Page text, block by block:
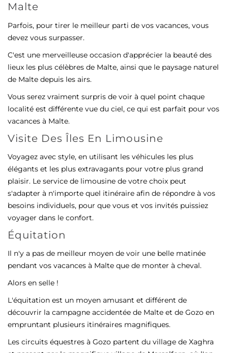
Malte
Parfois, pour tirer le meilleur parti de vos vacances, vous
devez vous surpasser.
C'est une merveilleuse occasion d'apprécier la beauté des
lieux les plus célèbres de Malte, ainsi que le paysage naturel
de Malte depuis les airs.
Vous serez vraiment surpris de voir à quel point chaque
localité est différente vue du ciel, ce qui est parfait pour vos
vacances à Malte.
Visite Des Îles En Limousine
Voyagez avec style, en utilisant les véhicules les plus
élégants et les plus extravagants pour votre plus grand
plaisir. Le service de limousine de votre choix peut
s'adapter à n'importe quel itinéraire afin de répondre à vos
besoins individuels, pour que vous et vos invités puissiez
voyager dans le confort.
Équitation
Il n'y a pas de meilleur moyen de voir une belle matinée
pendant vos vacances à Malte que de monter à cheval.
Alors en selle !
L'équitation est un moyen amusant et différent de
découvrir la campagne accidentée de Malte et de Gozo en
empruntant plusieurs itinéraires magnifiques.
Les circuits équestres à Gozo partent du village de Xaghra